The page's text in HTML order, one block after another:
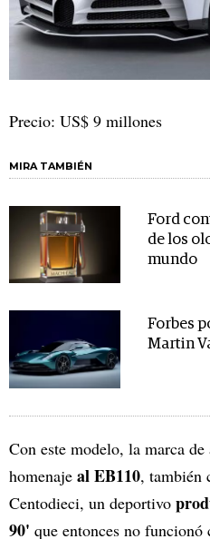
Precio: US$ 9 millones
MIRA TAMBIÉN
Ford
de los
mundo
Forbes
Martin
Con este modelo, la marca
homenaje al EB110, también
Centodieci, un deportivo
90' que entonces no funcionó